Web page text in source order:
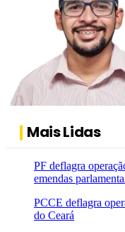
Mais Lidas
PF deflagra
emendas
PCCE deflagra
do Ceará